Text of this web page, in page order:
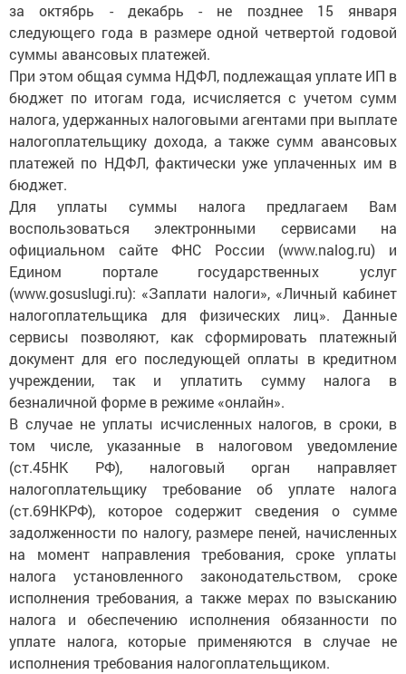
за октябрь - декабрь - не позднее 15 января
следующего года в размере одной четвертой годовой
суммы авансовых платежей.
При этом общая сумма НДФЛ, подлежащая уплате ИП в
бюджет по итогам года, исчисляется с учетом сумм
налога, удержанных налоговыми агентами при выплате
налогоплательщику дохода, а также сумм авансовых
платежей по НДФЛ, фактически уже уплаченных им в
бюджет.
Для уплаты суммы налога предлагаем Вам
воспользоваться электронными сервисами на
официальном сайте ФНС России (www.nalog.ru) и
Едином портале государственных услуг
(www.gosuslugi.ru): «Заплати налоги», «Личный кабинет
налогоплательщика для физических лиц». Данные
сервисы позволяют, как сформировать платежный
документ для его последующей оплаты в кредитном
учреждении, так и уплатить сумму налога в
безналичной форме в режиме «онлайн».
В случае не уплаты исчисленных налогов, в сроки, в
том числе, указанные в налоговом уведомление
(ст.45НК РФ), налоговый орган направляет
налогоплательщику требование об уплате налога
(ст.69НКРФ), которое содержит сведения о сумме
задолженности по налогу, размере пеней, начисленных
на момент направления требования, сроке уплаты
налога установленного законодательством, сроке
исполнения требования, а также мерах по взысканию
налога и обеспечению исполнения обязанности по
уплате налога, которые применяются в случае не
исполнения требования налогоплательщиком.